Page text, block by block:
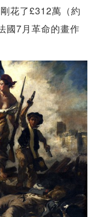
花了£312萬（約
國7月革命的畫作